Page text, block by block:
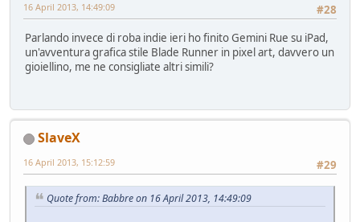
#28
16 April 2013, 14:49:09
Parlando invece di roba indie ieri ho finito Gemini Rue su iPad,
un'avventura grafica stile Blade Runner in pixel art, davvero un
gioiellino, me ne consigliate altri simili?
SlaveX
#29
16 April 2013, 15:12:59
Quote from: Babbre on 16 April 2013, 14:49:09